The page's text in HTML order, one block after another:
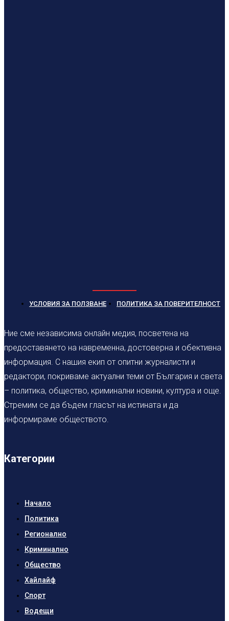
УСЛОВИЯ ЗА ПОЛЗВАНЕ ПОЛИТИКА ЗА ПОВЕРИТЕЛНОСТ
Ние сме независима онлайн медия, посветена на
предоставянето на навременна, достоверна и обективна
информация. С нашия екип от опитни журналисти и
редактори, покриваме актуални теми от България и света
– политика, общество, криминални новини, култура и още.
Стремим се да бъдем гласът на истината и да
информираме обществото.
Категории
Начало
Политика
Регионално
Криминално
Общество
Хайлайф
Спорт
Водещи